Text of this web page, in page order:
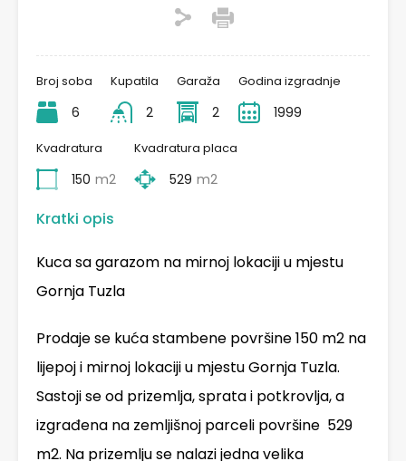
Broj soba
6
Kupatila
2
Garaža
2
Godina izgradnje
1999
Kvadratura
150 m2
Kvadratura placa
529 m2
Kratki opis
Kuca sa garazom na mirnoj lokaciji u mjestu
Gornja Tuzla
Prodaje se kuća stambene površine 150 m2 na
lijepoj i mirnoj lokaciji u mjestu Gornja Tuzla.
Sastoji se od prizemlja, sprata i potkrovlja, a
izgrađena na zemljišnoj parceli površine 529
m2. Na prizemlju se nalazi jedna velika